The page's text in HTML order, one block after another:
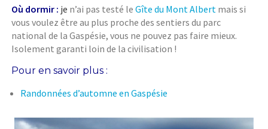
Où dormir : je n’ai pas testé leGîte du Mont Albert mais si
vous voulez être au plus proche des sentiers du parc
national de la Gaspésie, vous ne pouvez pas faire mieux.
Isolement garanti loin de la civilisation !
Pour en savoir plus :
Randonnées d’automne en Gaspésie